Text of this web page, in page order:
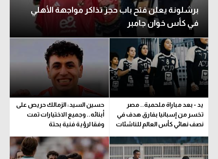
برشلونة يعلن فتح باب حجز تذاكر مواجهة الأهلي
في كأس خوان جامبر
يد - بعد مباراة ملحمية.. مصر
تخسر من إسبانيا بفارق هدف في
نصف نهائي كأس العالم للناشئات
حسين السيد: الزمالك حريص على
أبنائه.. وجميع الاختيارات تمت
وفقا لرؤية فنية بحتة